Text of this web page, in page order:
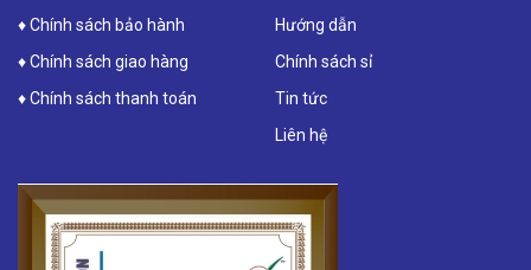
♦ Chính sách bảo hành
♦ Chính sách giao hàng
♦ Chính sách thanh toán
Hướng dẫn
Chính sách sỉ
Tin tức
Liên hệ